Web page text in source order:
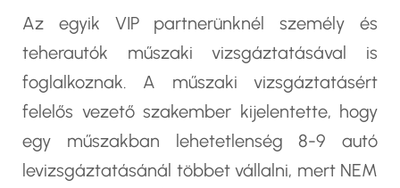
Az egyik VIP partnerünknél személy és
teherautók műszaki vizsgáztatásával is
foglalkoznak. A műszaki vizsgáztatásért
felelős vezető szakember kijelentette, hogy
egy műszakban lehetetlenség 8-9 autó
levizsgáztatásánál többet vállalni, mert NEM